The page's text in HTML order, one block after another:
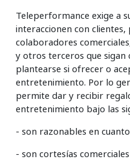
Teleperformance exige a
interaccionen con clientes,
colaboradores
y otros terceros que sigan
plantearse si ofrecer o
entretenimiento. Por lo
permite dar y recibir
entretenimiento bajo las
- son razonables en
- son cortesías